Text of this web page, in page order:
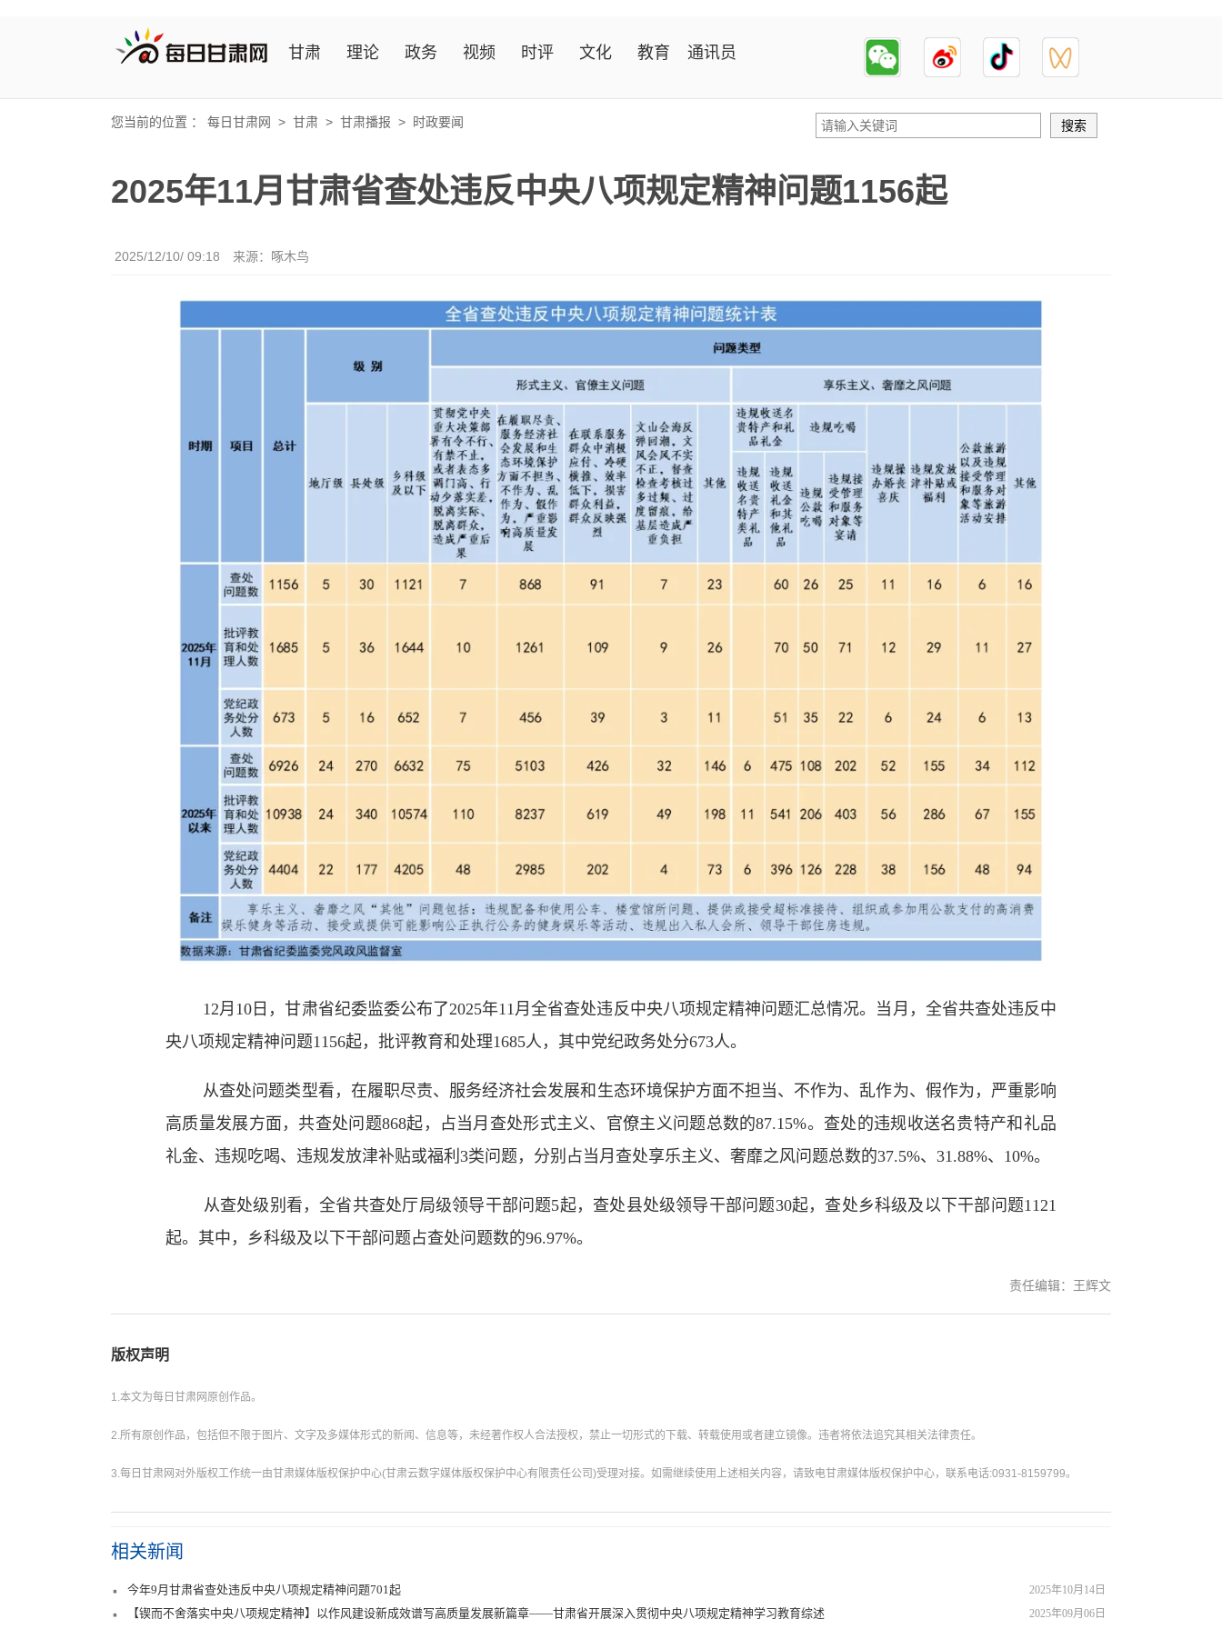
甘肃 理论 政务 视频 时评 文化 教育 通讯员
您当前的位置 ： 每日甘肃网 > 甘肃 > 甘肃播报 > 时政要闻
2025年11月甘肃省查处违反中央八项规定精神问题1156起
2025/12/10/ 09:18 来源：啄木鸟
12月10日，甘肃省纪委监委公布了2025年11月全省查处违反中央八项规定精神问题汇总情况。当月，全省共查处违反中
央八项规定精神问题1156起，批评教育和处理1685人，其中党纪政务处分673人。
从查处问题类型看，在履职尽责、服务经济社会发展和生态环境保护方面不担当、不作为、乱作为、假作为，严重影响
高质量发展方面，共查处问题868起，占当月查处形式主义、官僚主义问题总数的87.15%。查处的违规收送名贵特产和礼品
礼金、违规吃喝、违规发放津补贴或福利3类问题，分别占当月查处享乐主义、奢靡之风问题总数的37.5%、31.88%、10%。
从查处级别看，全省共查处厅局级领导干部问题5起，查处县处级领导干部问题30起，查处乡科级及以下干部问题1121
起。其中，乡科级及以下干部问题占查处问题数的96.97%。
责任编辑：王辉文
版权声明
1.本文为每日甘肃网原创作品。
2.所有原创作品，包括但不限于图片、文字及多媒体形式的新闻、信息等，未经著作权人合法授权，禁止一切形式的下载、转载使用或者建立镜像。违者将依法追究其相关法律责任。
3.每日甘肃网对外版权工作统一由甘肃媒体版权保护中心(甘肃云数字媒体版权保护中心有限责任公司)受理对接。如需继续使用上述相关内容，请致电甘肃媒体版权保护中心，联系电话:0931-8159799。
相关新闻
2025年10月14日
今年9月甘肃省查处违反中央八项规定精神问题701起
2025年09月06日
【锲而不舍落实中央八项规定精神】以作风建设新成效谱写高质量发展新篇章——甘肃省开展深入贯彻中央八项规定精神学习教育综述